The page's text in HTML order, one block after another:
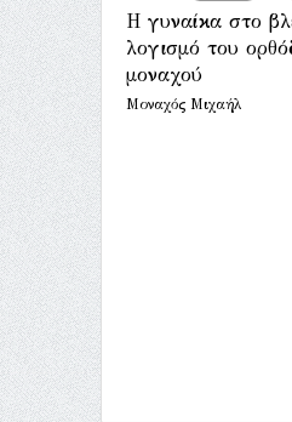
Η γυναίκα στο
λογισμό του
μοναχού
Μοναχός Μιχαήλ